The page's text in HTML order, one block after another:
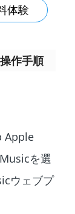
体験
作手順
Apple
を選
ウェブプ